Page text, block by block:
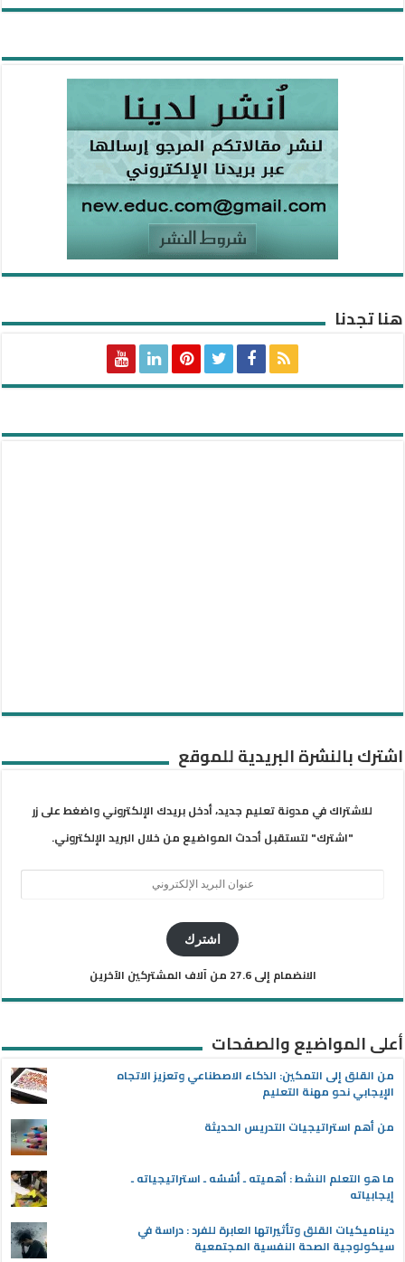
هنا تجدنا
اشترك بالنشرة البريدية للموقع
للاشتراك في مدونة تعليم جديد، أدخل بريدك الإلكتروني واضغط على زر
"اشترك" لتستقبل أحدث المواضيع من خلال البريد الإلكتروني.
اشترك
الانضمام إلى 27.6 من آلاف المشتركين الآخرين
أعلى المواضيع والصفحات
من القلق إلى التمكين: الذكاء الاصطناعي وتعزيز الاتجاه
الإيجابي نحو مهنة التعليم
من أهم استراتيجيات التدريس الحديثة
ما هو التعلم النشط : أهميته ـ أسُسُه ـ استراتيجياته ـ
إيجابياته
ديناميكيات القلق وتأثيراتها العابرة للفرد : دراسة في
سيكولوجية الصحة النفسية المجتمعية